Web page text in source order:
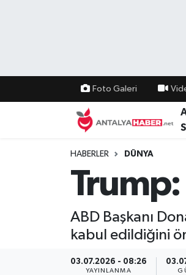
Foto Galeri
HABERLER DÜNYA
ABD Başkanı
kabul edildiğini
03.07.2026 - 08:26
YAYINLANMA
Bölge
Ekonomi
Güvenlik
Hava Durumu
Namaz Vakitleri
Süper Lig Puan Durumu ve
Son Dakika Haberleri
Haber Arşivi